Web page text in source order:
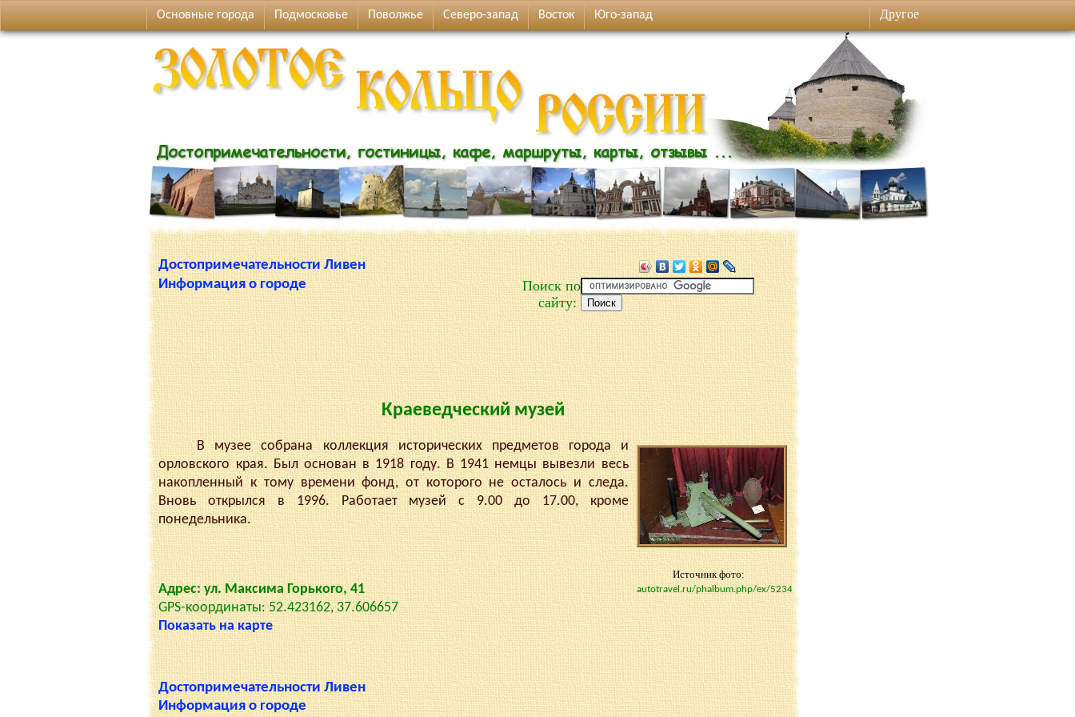
Основные города Подмосковье Поволжье Северо-запад Восток Юго-запад Другое
Достопримечательности Ливен
Информация о городе
Поиск по
сайту:
Краеведческий музей
Источник фото:
autotravel.ru/phalbum.php/ex/5234
В музее собрана коллекция исторических предметов города и
орловского края. Был основан в 1918 году. В 1941 немцы вывезли весь
накопленный к тому времени фонд, от которого не осталось и следа.
Вновь открылся в 1996. Работает музей с 9.00 до 17.00, кроме
понедельника.
Адрес: ул. Максима Горького, 41
GPS-координаты: 52.423162, 37.606657
Показать на карте
Достопримечательности Ливен
Информация о городе